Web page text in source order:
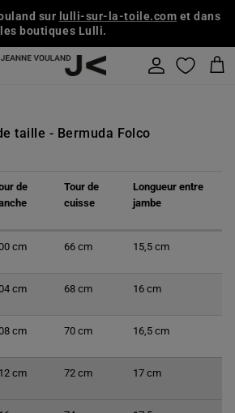
sur lulli-sur-la-toile.com et dans
les boutiques Lulli.
Compte
taille - Bermuda Folco
de
Tour de
cuisse
Longueur entre
jambe
cm 66 cm 15,5 cm
cm 68 cm 16 cm
cm 70 cm 16,5 cm
cm 72 cm 17 cm